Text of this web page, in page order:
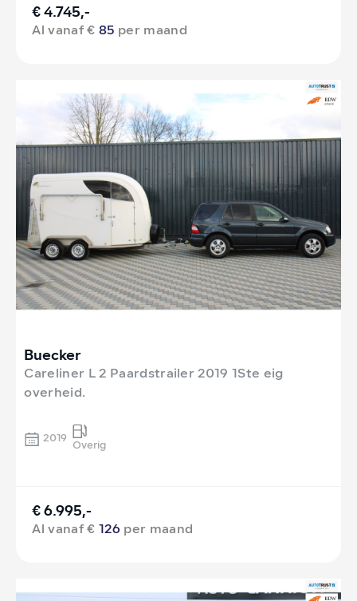
€ 4.745,-
Al vanaf €85 per maand
Buecker
Careliner L 2 Paardstrailer 2019 1Ste eig
overheid.
2019 Overig
€ 6.995,-
Al vanaf €126 per maand